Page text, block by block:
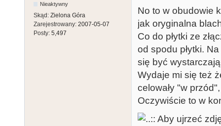
Nieaktywny
Skąd: Zielona Góra
Zarejestrowany: 2007-05-07
Posty: 5,497
No to w obudowie
jak oryginalna
Co do płytki ze
od spodu płytki.
się być
Wydaje mi się też
celowały "w
Oczywiście to w